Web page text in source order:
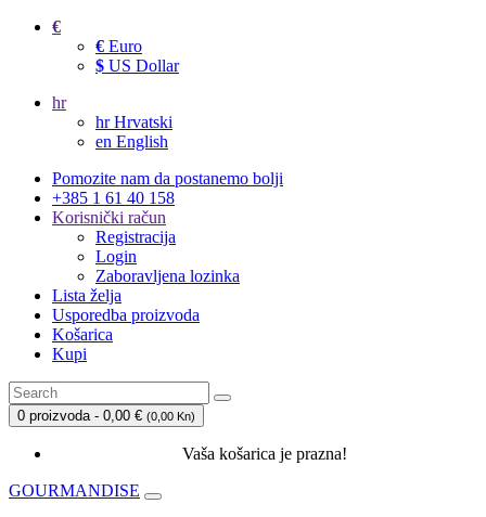
€
€ Euro
$ US Dollar
hr
hrHrvatski
en English
Pomozite nam da postanemo bolji
+385 1 61 40 158
Korisnički račun
Registracija
Login
Zaboravljena lozinka
Lista želja
Usporedba proizvoda
Košarica
Kupi
0 proizvoda - 0,00 € (0,00 Kn)
Vaša košarica je prazna!
GOURMANDISE